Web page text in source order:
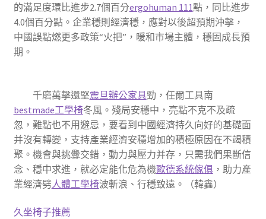
的滿足度環比進步2.7個百分ergohuman 111點，同比進步
4.0個百分點。企業穩則經濟穩，應對以後超預期沖擊，
中國誤點燃更多政策“火把”，暖和市場主體，穩固成長預
期。
千磨萬擊還堅震旦辦公家具勁，任爾工具南
bestmade工學椅冬風。殘局安穩中，亮點不克不及疏
忽，難點也不用避忌，要看到中國經濟持久向好的基礎面
并沒有轉變，支持產業經濟安穩增加的積極原因在不竭積
聚。機會與挑釁交錯，動力與壓力并存，只需我們果斷信
念、穩中求進，就必定能化危為機歐德系統傢俱，助力產
業經濟劈人體工學椅波斬浪、行穩致遠。（韓鑫）
久坐椅子推薦